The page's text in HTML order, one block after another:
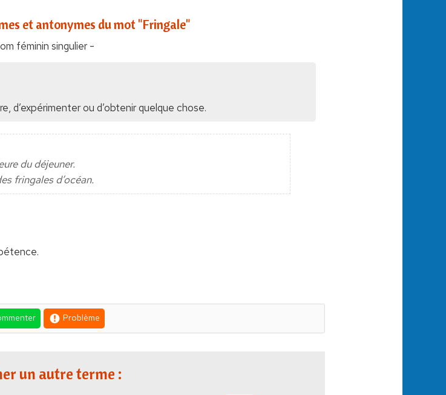
et antonymes du mot "Fringale"
féminin singulier -
d’expérimenter ou d’obtenir quelque chose.
du déjeuner.
fringales d’océan.
Problème
un autre terme :